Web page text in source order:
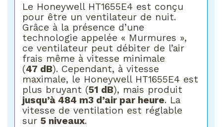
Le Honeywell HT1655E4 est conçu
pour être un ventilateur de nuit.
Grâce à la présence d’une
technologie appelée « Murmures »,
ce ventilateur peut débiter de l’air
frais même à vitesse minimale
(47 dB). Cependant, à vitesse
maximale, le Honeywell HT1655E4 est
plus bruyant (51 dB), mais produit
jusqu’à 484 m3 d’air par heure. La
vitesse de ventilation est réglable
sur5 niveaux.